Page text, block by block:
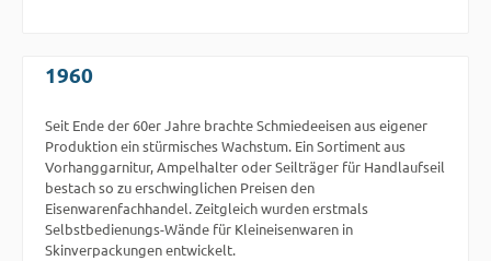
1960
Seit Ende der 60er Jahre brachte Schmiedeeisen aus eigener
Produktion ein stürmisches Wachstum. Ein Sortiment aus
Vorhanggarnitur, Ampelhalter oder Seilträger für Handlaufseil
bestach so zu erschwinglichen Preisen den
Eisenwarenfachhandel. Zeitgleich wurden erstmals
Selbstbedienungs-Wände für Kleineisenwaren in
Skinverpackungen entwickelt.